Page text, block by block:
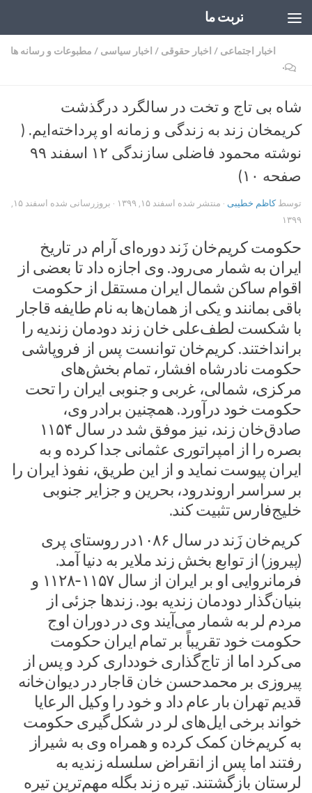
تربت ما
اخبار اجتماعی / اخبار حقوقی / اخبار سیاسی / مطبوعات و رسانه ها
۰
شاه بی تاج و تخت در سالگرد درگذشت
کریمخان زند به زندگی و زمانه او پرداخته‌ایم. (
نوشته محمود فاضلی سازندگی ۱۲ اسفند ۹۹
صفحه ۱۰)
توسطکاظم خطیبی · منتشر شده اسفند ۱۵, ۱۳۹۹ · بروزرسانی شده
اسفند ۱۵,
۱۳۹۹
حکومت کریم‌خان زَند دوره‌ای آرام در تاریخ
ایران به شمار می‌رود. وی اجازه داد تا بعضی از
اقوام ساکن شمال ایران مستقل از حکومت
باقی بمانند و یکی از همان‌ها به نام طایفه قاجار
با شکست لطف‌علی خان زند دودمان زندیه را
برانداختند. کریم‌خان توانست پس از فروپاشی
حکومت نادرشاه افشار، تمام بخش‌های
مرکزی، شمالی، غربی و جنوبی ایران را تحت
حکومت خود درآورد. همچنین برادر وی،
صادق‌خان زند، نیز موفق شد در سال ۱۱۵۴
بصره را از امپراتوری عثمانی جدا کرده و به
ایران پیوست نماید و از این طریق، نفوذ ایران را
بر سراسر اروندرود، بحرین و جزایر جنوبی
خلیج‌فارس تثبیت کند.
کریم‌خان زَند در سال ۱۰۸۶در روستای پری
(پیروز) از توابع بخش زند ملایر به دنیا آمد.
فرمانروایی او بر ایران از سال ۱۱۵۷-۱۱۲۸ و
بنیان‌گذار دودمان زندیه بود. زندها جزئی از
مردم لر به شمار می‌آیند وی در دوران اوج
حکومت خود تقریباً بر تمام ایران حکومت
می‌کرد اما از تاج‌گذاری خودداری کرد و پس از
پیروزی بر محمدحسن خان قاجار در دیوان‌خانه
قدیم تهران بار عام داد و خود را وکیل الرعایا
خواند برخی ایل‌های لر در شکل‌گیری حکومت
به کریم‌خان کمک کرده و همراه وی به شیراز
رفتند اما پس از انقراض سلسله زندیه به
لرستان بازگشتند. تیره زند بگله مهم‌ترین تیره